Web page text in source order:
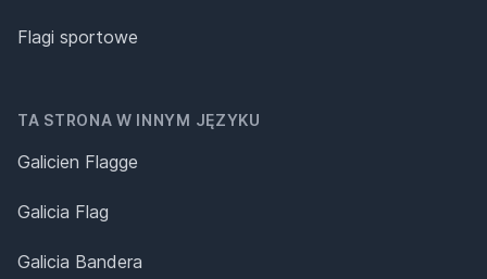
Flagi sportowe
TA STRONA W INNYM JĘZYKU
Galicien Flagge
Galicia Flag
Galicia Bandera